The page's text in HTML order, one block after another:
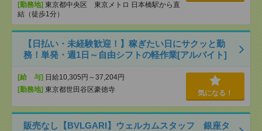
[勤務地] 東京都中央区 東京メトロ 日本橋駅から直
結（徒歩1分）
【日払い・未経験歓迎！】稼ぎたい日にサクッと勤
務！単発・週1日～自由シフトの軽作業[アルバイト]
[給 与] 日給10,305円～37,204円
[勤務地] 東京都世田谷区豪徳寺 気になる！
販売なし【BVLGARI】ウェルカムスタッフ 銀座タ